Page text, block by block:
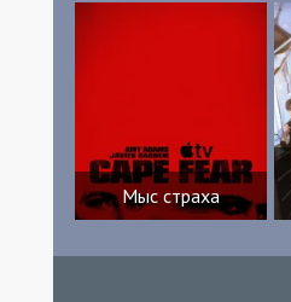
Мыс страха